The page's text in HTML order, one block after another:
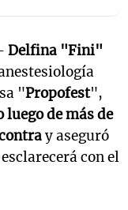
Delfina "Fini"
"Propofest",
luego de más de
y aseguró
con el